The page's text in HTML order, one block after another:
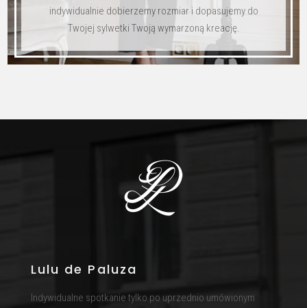
indywidualnie dobierzemy rozmiar i dopasujemy do
Twojej sylwetki Twoją wymarzoną kreację.
Lulu de Paluza
Indywidualne spotkanie tylko po uprzednio umówionym